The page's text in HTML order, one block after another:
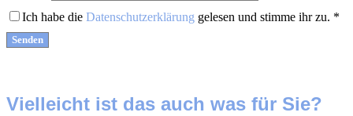
Ich habe die Datenschutzerklärung gelesen und stimme ihr zu. *
Vielleicht ist das auch was für Sie?